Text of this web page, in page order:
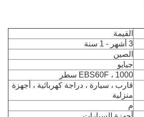
القيمة
3 أشهر - 1 سنة
الصين
جيايو
EBS60F ، 1000 سطر
قارب ، سيارة ، دراجة كهربائية ، أجهزة
منزلية
م